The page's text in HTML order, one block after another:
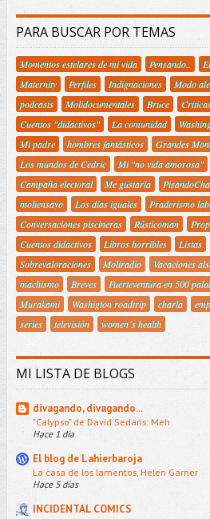
PARA BUSCAR POR TEMAS
Momentos estelares de mi vida Pensando..
Maternity
Perfiles Indignaciones Modo
podcasts
Molidocumentales Bruce
Cuentos "didactivos"
La comunidad
Mi padre
hombres fantásticos
Grandes
Los mundos de Cedric
Mi "no vida amorosa"
Campaña electoral
Me gustaría
moliensayo
Los días iguales Praderismo
Conversaciones piscineras
Rústicoman
Cuentos didactivos
Libros horribles Listas
Sobrevaloraciones
Moliradio Vacaciones
machismo
Breves Fuerteventura en 500
Murakami
Washigton roadtrip charla
series
televisión women´s health
MI LISTA DE BLOGS
divagando, divagando...
"Calypso" de David Sedaris: Meh
Hace 1 día
El blog de Lahierbaroja
La casa de los lamentos, Helen Garner
Hace 5 días
INCIDENTAL COMICS